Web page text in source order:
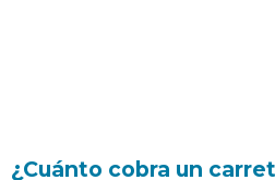
¿Cuánto cobra un